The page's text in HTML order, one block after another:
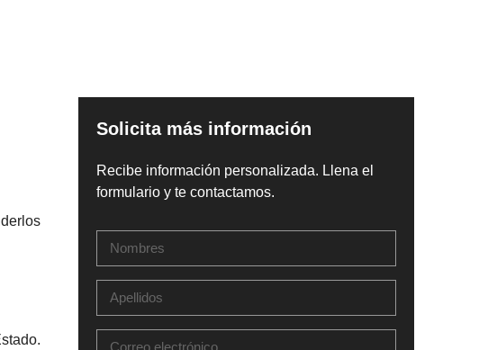
Solicita más información
Recibe información personalizada. Llena el
formulario y te contactamos.